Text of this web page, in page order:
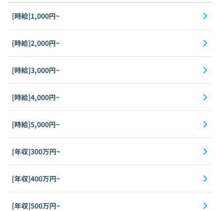
[時給]1,000円~
[時給]2,000円~
[時給]3,000円~
[時給]4,000円~
[時給]5,000円~
[年収]300万円~
[年収]400万円~
[年収]500万円~